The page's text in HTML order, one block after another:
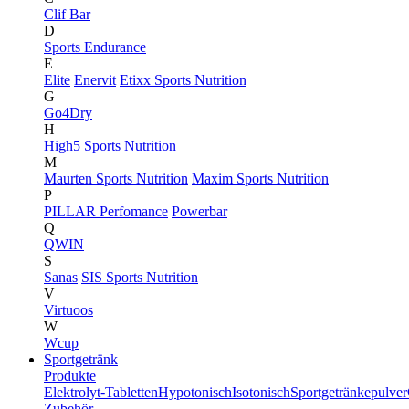
Clif Bar
D
Sports Endurance
E
Elite Enervit Etixx Sports Nutrition
G
Go4Dry
H
High5 Sports Nutrition
M
Maurten Sports Nutrition Maxim Sports Nutrition
P
PILLAR Perfomance Powerbar
Q
QWIN
S
Sanas SIS Sports Nutrition
V
Virtuoos
W
Wcup
Sportgetränk
Produkte
Elektrolyt-TablettenHypotonischIsotonischSportgetränkepulver